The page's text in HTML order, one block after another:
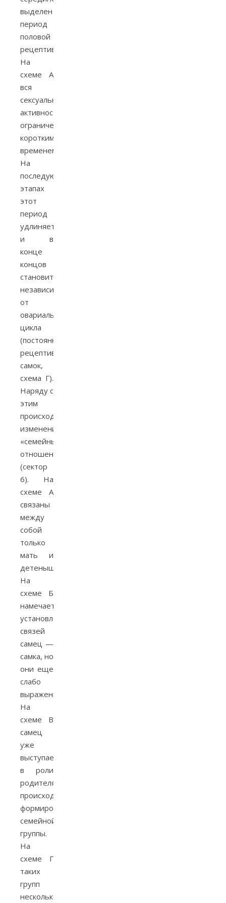
выделен
период
половой
рецептивности.
На
схеме А
вся
сексуальная
активность
ограничена
коротким
временем.
На
последующих
этапах
этот
период
удлиняется
и в
конце
концов
становится
независимым
от
овариального
цикла
(постоянная
рецептивность
самок,
схема Г).
Наряду с
этим
происходит
изменение
«семейных»
отношений
(сектор
6). На
схеме А
связаны
между
собой
только
мать и
детеныши.
На
схеме Б
намечается
установление
связей
самец —
самка, но
они еще
слабо
выражены.
На
схеме В
самец
уже
выступает
в роли
родителя,
происходит
формирование
семейной
группы.
На
схеме Г
таких
групп
несколько.